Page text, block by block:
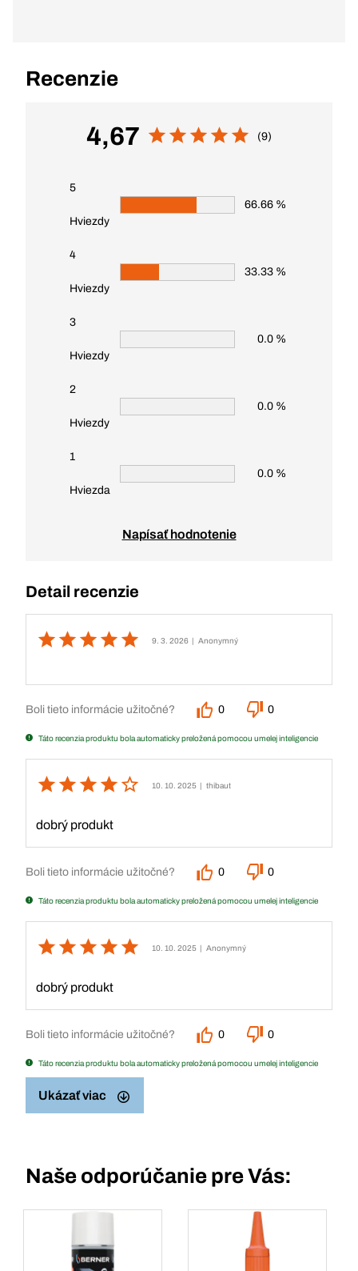
Recenzie
4,67 (9)
5
Hviezdy
66.66 %
4
Hviezdy
33.33 %
3
Hviezdy
0.0 %
2
Hviezdy
0.0 %
1
Hviezda
0.0 %
Napísať hodnotenie
Detail recenzie
9. 3. 2026 | Anonymný
Boli tieto informácie užitočné? 0 0
Táto recenzia produktu bola automaticky preložená pomocou umelej inteligencie
10. 10. 2025 | thibaut
dobrý produkt
Boli tieto informácie užitočné? 0 0
Táto recenzia produktu bola automaticky preložená pomocou umelej inteligencie
10. 10. 2025 | Anonymný
dobrý produkt
Boli tieto informácie užitočné? 0 0
Táto recenzia produktu bola automaticky preložená pomocou umelej inteligencie
Ukázať viac
Naše odporúčanie pre Vás: